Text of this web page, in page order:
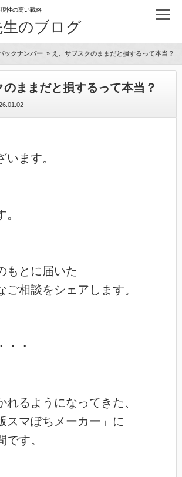
性の高い戦略
のブログ
ックナンバー» え、サブスクのままだと損するって本当？
のままだと損するって本当？
ます。
もとに届いた
ご相談をシェアします。
・・
れるようになってきた、
スマぽちメーカー」に
す。